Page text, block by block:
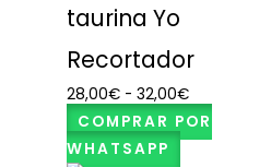
taurina Yo
Recortador
28,00€ - 32,00€
COMPRAR POR
WHATSAPP